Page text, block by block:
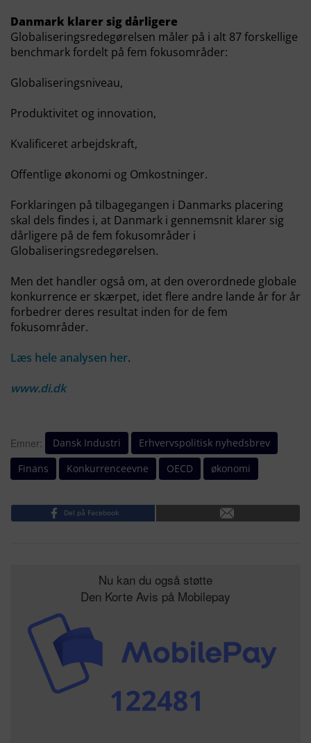
Danmark klarer sig dårligere
Globaliseringsredegørelsen måler på i alt 87 forskellige
benchmark fordelt på fem fokusområder:
Globaliseringsniveau,
Produktivitet og innovation,
Kvalificeret arbejdskraft,
Offentlige økonomi og Omkostninger.
Forklaringen på tilbagegangen i Danmarks placering
skal dels findes i, at Danmark i gennemsnit klarer sig
dårligere på de fem fokusområder i
Globaliseringsredegørelsen.
Men det handler også om, at den overordnede globale
konkurrence er skærpet, idet flere andre lande år for år
forbedrer deres resultat inden for de fem
fokusområder.
Læs hele analysen her.
www.di.dk
Emner: Dansk Industri
Erhvervspolitisk nyhedsbrev
Finans
Konkurrenceevne OECD økonomi
Del på Facebook
Nu kan du også støtte
Den Korte Avis på Mobilepay